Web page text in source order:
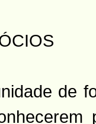
de